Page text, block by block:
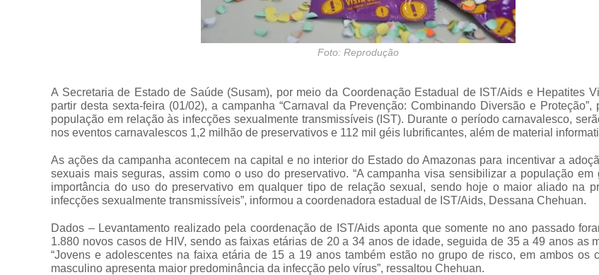
Foto: Reprodução
A Secretaria de Estado de Saúde (Susam), por meio da Coordenação Estadual de IST/Aids e Hepatites
partir desta sexta-feira (01/02), a campanha “Carnaval da Prevenção: Combinando Diversão e Proteção”,
população em relação às infecções sexualmente transmissíveis (IST). Durante o período carnavalesco,
nos eventos carnavalescos 1,2 milhão de preservativos e 112 mil géis lubrificantes, além de material
As ações da campanha acontecem na capital e no interior do Estado do Amazonas para incentivar a
sexuais mais seguras, assim como o uso do preservativo. “A campanha visa sensibilizar a população em
importância do uso do preservativo em qualquer tipo de relação sexual, sendo hoje o maior aliado na
infecções sexualmente transmissíveis”, informou a coordenadora estadual de IST/Aids, Dessana Chehuan.
Dados – Levantamento realizado pela coordenação de IST/Aids aponta que somente no ano passado
1.880 novos casos de HIV, sendo as faixas etárias de 20 a 34 anos de idade, seguida de 35 a 49 anos as
“Jovens e adolescentes na faixa etária de 15 a 19 anos também estão no grupo de risco, em ambos os
masculino apresenta maior predominância da infecção pelo vírus”, ressaltou Chehuan.